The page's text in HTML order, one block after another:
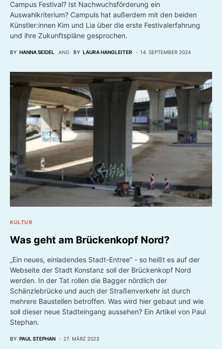
Campus Festival? Ist Nachwuchsförderung ein
Auswahlkriterium? Campuls hat außerdem mit den beiden
Künstler:innen Kim und Lia über die erste Festivalerfahrung
und ihre Zukunftspläne gesprochen.
BY HANNA SEIDEL AND BY LAURA HANGLEITER 14. SEPTEMBER 2024
KULTUR
Was geht am Brückenkopf Nord?
„Ein neues, einladendes Stadt-Entree” - so heißt es auf der
Webseite der Stadt Konstanz soll der Brückenkopf Nord
werden. In der Tat rollen die Bagger nördlich der
Schänzlebrücke und auch der Straßenverkehr ist durch
mehrere Baustellen betroffen. Was wird hier gebaut und wie
soll dieser neue Stadteingang aussehen? Ein Artikel von Paul
Stephan.
BY PAUL STEPHAN 27. MÄRZ 2023